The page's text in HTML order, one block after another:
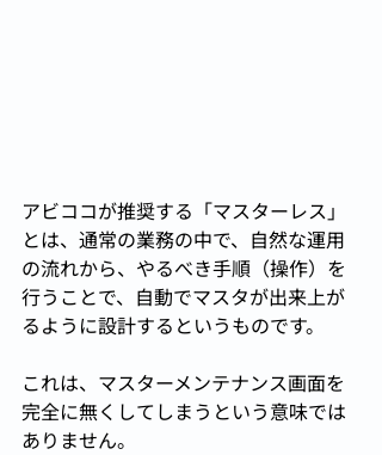
アビココが推奨する「マスターレス」
とは、通常の業務の中で、自然な運用
の流れから、やるべき手順（操作）を
行うことで、自動でマスタが出来上が
るように設計するというものです。
これは、マスターメンテナンス画面を
完全に無くしてしまうという意味では
ありません。